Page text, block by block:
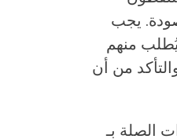
يجب
يُطلب منهم
من أن
الصلة بـ